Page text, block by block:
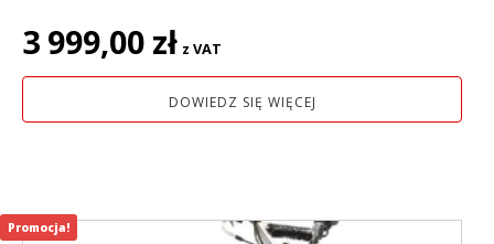
3 999,00 zł z VAT
DOWIEDZ SIĘ WIĘCEJ
Promocja!